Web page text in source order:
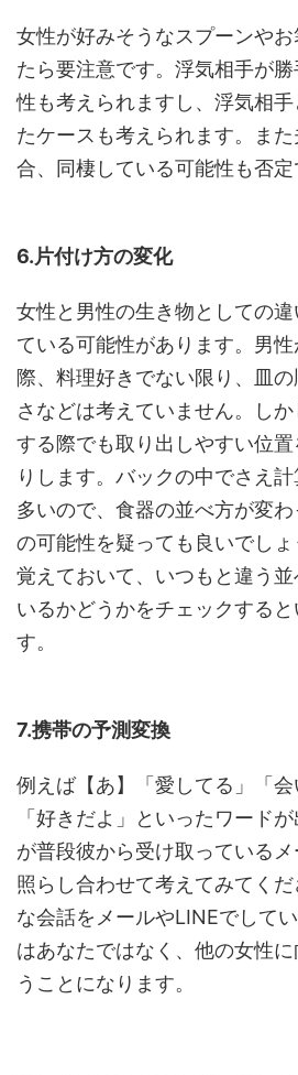
女性が好みそうなスプーンや
たら要注意です。浮気相手が
性も考えられますし、浮気相
たケースも考えられます。ま
合、同棲している可能性も否定
6.片付け方の変化
女性と男性の生き物としての
ている可能性があります。男
際、料理好きでない限り、皿
さなどは考えていません。し
する際でも取り出しやすい位
りします。バックの中でさえ
多いので、食器の並べ方が変
の可能性を疑っても良いでし
覚えておいて、いつもと違う
いるかどうかをチェックする
す。
7.携帯の予測変換
例えば【あ】「愛してる」「会
「好きだよ」といったワード
が普段彼から受け取っている
照らし合わせて考えてみてく
な会話をメールやLINEでして
はあなたではなく、他の女性
うことになります。